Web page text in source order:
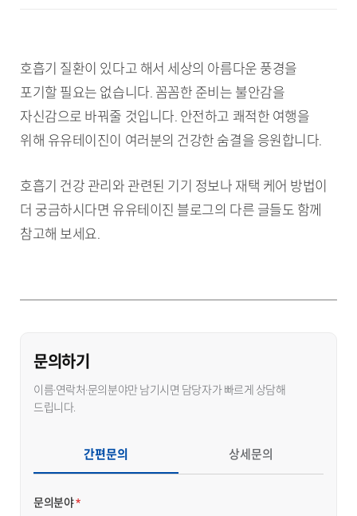
호흡기 질환이 있다고 해서 세상의 아름다운 풍경을
포기할 필요는 없습니다. 꼼꼼한 준비는 불안감을
자신감으로 바꿔줄 것입니다. 안전하고 쾌적한 여행을
위해 유유테이진이 여러분의 건강한 숨결을 응원합니다.
호흡기 건강 관리와 관련된 기기 정보나 재택 케어 방법이
더 궁금하시다면 유유테이진 블로그의 다른 글들도 함께
참고해 보세요.
문의하기
이름·연락처·문의분야만 남기시면 담당자가 빠르게 상담해
드립니다.
간편문의 상세문의
문의분야*